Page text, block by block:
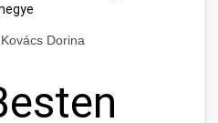
Dorina